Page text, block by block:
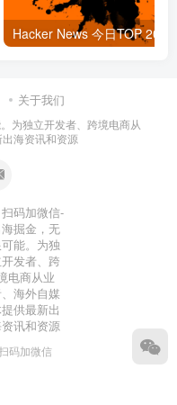
关于我们
为独立开发者、跨境电商从
海资讯和资源
码加微信